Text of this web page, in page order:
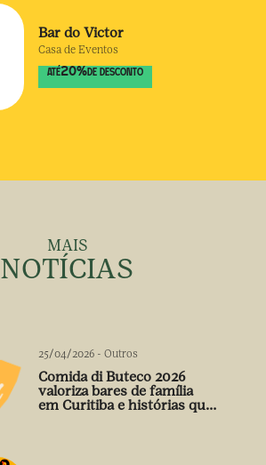
Bar do Victor
Casa de Eventos
ATÉ20% DE DESCONTO
MAIS
NOTÍCIAS
25/04/2026 - Outros
Comida di Buteco 2026
valoriza bares de família
em Curitiba e histórias que